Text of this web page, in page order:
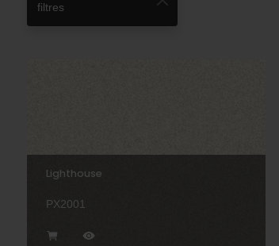
filtres
Lighthouse
PX2001